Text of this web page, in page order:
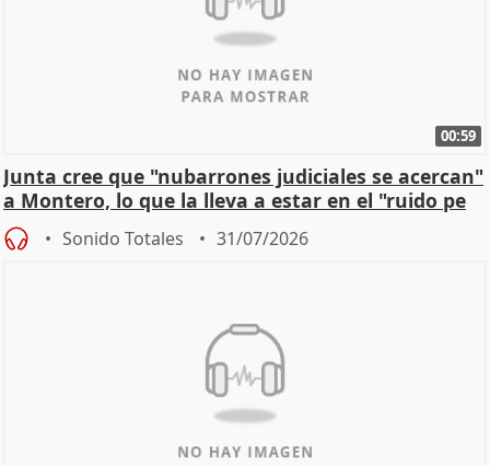
00:59
Junta cree que "nubarrones judiciales se acercan"
a Montero, lo que la lleva a estar en el "ruido pe
Sonido Totales 31/07/2026